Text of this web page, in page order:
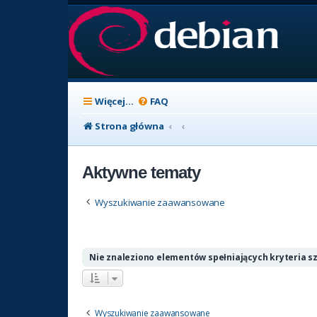
Więcej… FAQ
Strona główna
Aktywne tematy
Wyszukiwanie zaawansowane
Nie znaleziono elementów spełniających kryteria
Wyszukiwanie zaawansowane